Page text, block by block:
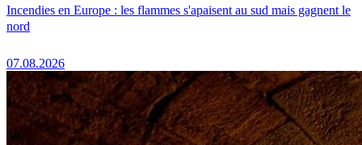
Incendies en Europe : les flammes s'apaisent au sud mais gagnent le
nord
07.08.2026